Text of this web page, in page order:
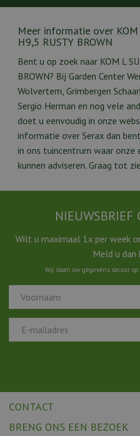
Meer informatie over KOM
H9,5 RUSTY BROWN
Bent u op zoek naar KOM L
BROWN? Bij Garden Center
Wolvertem, Grimbergen
Sergio Herman en nog vele
doet u eenvoudig in onze
informatie over Serax dan
in ons tuincentrum waar onze
kunnen adviseren. Graag tot
NIEUWSBRIEF
Wilt u maximaal 1x per week
Meld u dan
Wij slaan uw gegevens secuur
CONTACT
BRENG ONS EEN BEZOEK